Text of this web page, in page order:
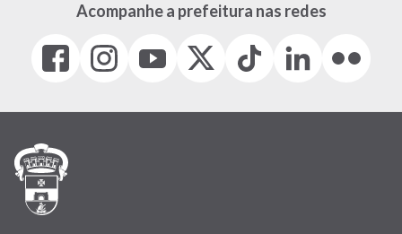
Acompanhe a prefeitura nas redes
Facebook
(link
em
janela)
Instagram
(link
em
(link
em
(Antigo
(link
Tiktok
(link
em
LinkedIn
(link
em
(link
em